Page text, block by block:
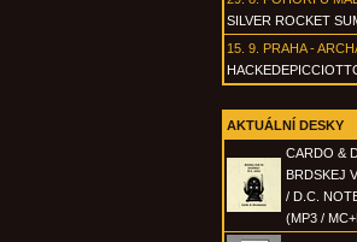
SILVER ROCKET
15. 9. PRAHA -
AKTUÁLNÍ DESKY
CARDO &
BRDSKEJ
/ D.C.
(MP3 /